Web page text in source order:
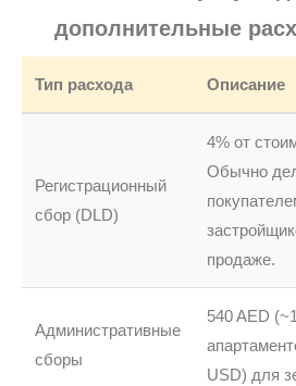
дополнительные
Тип расхода Описание
Регистрационный
сбор (DLD)
4% от
Обычно
продаже.
Административные
сборы
540 AED
USD) для